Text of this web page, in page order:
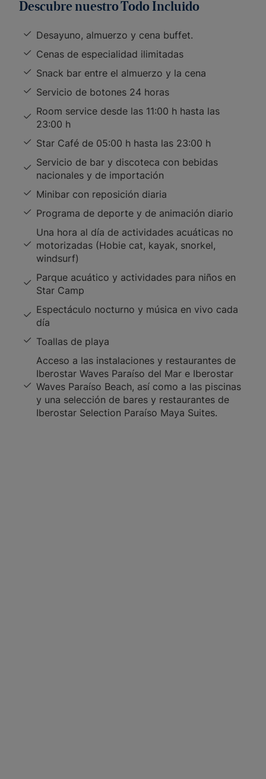
Descubre nuestro Todo Incluido
Desayuno, almuerzo y cena buffet.
Cenas de especialidad ilimitadas
Snack bar entre el almuerzo y la cena
Servicio de botones 24 horas
Room service desde las 11:00 h hasta las
23:00 h
Star Café de 05:00 h hasta las 23:00 h
Servicio de bar y discoteca con bebidas
nacionales y de importación
Minibar con reposición diaria
Programa de deporte y de animación diario
Una hora al día de actividades acuáticas no
motorizadas (Hobie cat, kayak, snorkel,
windsurf)
Parque acuático y actividades para niños en
Star Camp
Espectáculo nocturno y música en vivo cada
día
Toallas de playa
Acceso a las instalaciones y restaurantes de
Iberostar Waves Paraíso del Mar e Iberostar
Waves Paraíso Beach, así como a las piscinas
y una selección de bares y restaurantes de
Iberostar Selection Paraíso Maya Suites.